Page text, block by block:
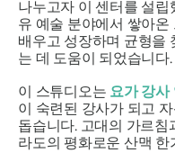
나누고자 이 센터를 설립
유 예술 분야에서 쌓아온
배우고 성장하며 균형을
는 데 도움이 되었습니다.
이 스튜디오는 요가 강사
이 숙련된 강사가 되고
돕습니다. 고대의 가르
라도의 평화로운 산맥